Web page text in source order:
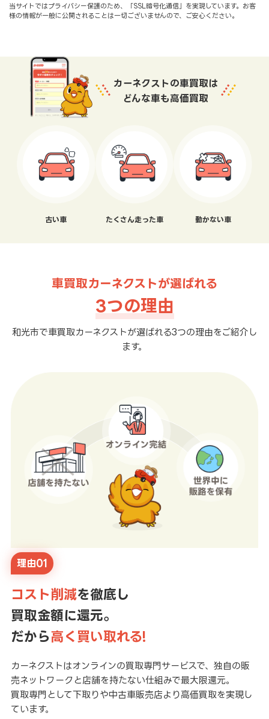
当サイトではプライバシー保護のため、「SSL暗号化通信」を実現しています。お客
様の情報が一般に公開されることは一切ございませんので、ご安心ください。
カーネクストの車買取は
どんな車も高価買取
古い車 たくさん走った車 動かない車
車買取カーネクストが選ばれる
3つの理由
和光市で車買取カーネクストが選ばれる3つの理由をご紹介し
ます。
理由01
コスト削減を徹底し
買取金額に還元。
だから高く買い取れる!
カーネクストはオンラインの買取専門サービスで、独自の販
売ネットワークと店舗を持たない仕組みで最大限還元。
買取専門として下取りや中古車販売店より高価買取を実現し
ています。